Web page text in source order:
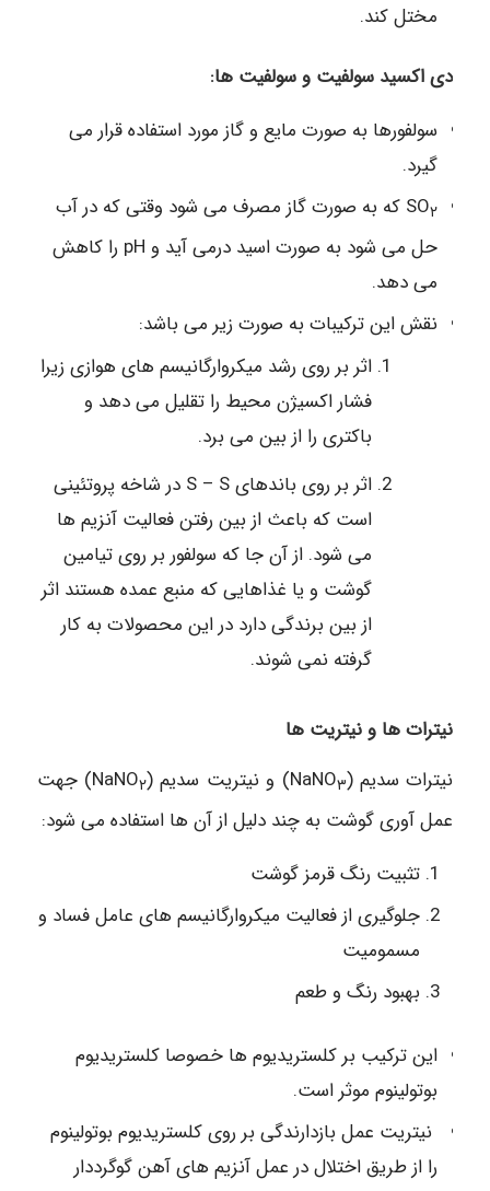
مختل کند.
دی اکسید سولفیت و سولفیت ها:
سولفورها به صورت مایع و گاز مورد استفاده قرار می
گیرد.
SO۲
که به صورت گاز مصرف می شود وقتی که در آب
حل می شود به صورت اسید درمی آید و pH را کاهش
می دهد.
نقش این ترکیبات به صورت زیر می باشد:
اثر بر روی رشد میکروارگانیسم های هوازی زیرا
فشار اکسیژن محیط را تقلیل می دهد و
باکتری را از بین می برد.
اثر بر روی باندهای S – S در شاخه پروتئینی
است که باعث از بین رفتن فعالیت آنزیم ها
می شود. از آن جا که سولفور بر روی تیامین
گوشت و یا غذاهایی که منبع عمده هستند اثر
از بین برندگی دارد در این محصولات به کار
گرفته نمی شوند.
نیترات ها و نیتریت ها
نیترات سدیم (NaNO۳ ) و نیتریت سدیم (NaNO۲
) جهت
عمل آوری گوشت به چند دلیل از آن ها استفاده می شود:
تثبیت رنگ قرمز گوشت
جلوگیری از فعالیت میکروارگانیسم های عامل فساد و
مسمومیت
بهبود رنگ و طعم
این ترکیب بر کلستریدیوم ها خصوصا کلستریدیوم
بوتولینوم موثر است.
نیتریت عمل بازدارندگی بر روی کلستریدیوم بوتولینوم
را از طریق اختلال در عمل آنزیم های آهن گوگرددار